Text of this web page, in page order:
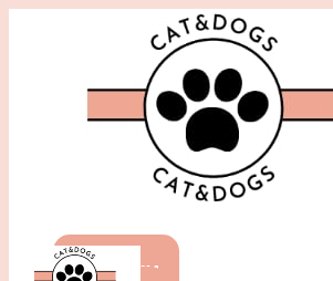
Собаки